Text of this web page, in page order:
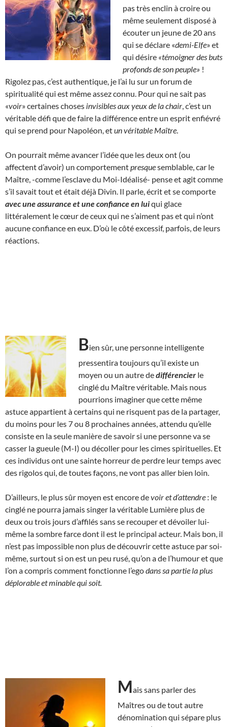
pas très enclin à croire ou
même seulement disposé à
écouter un jeune de 20 ans
qui se déclare «demi-Elfe» et
qui désire «témoigner des buts
profonds de son peuple» !
Rigolez pas, c’est authentique, je l’ai lu sur un forum de
spiritualité qui est même assez connu. Pour qui ne sait pas
«voir» certaines choses invisibles aux yeux de la chair , c’est un
véritable défi que de faire la différence entre un esprit enfiévré
qui se prend pour Napoléon, etun véritable Maître
On pourrait même avancer l’idée que les deux ont (ou
affectent d’avoir) un comportementpresquesemblable, car le
Maître, -comme l’esclave du Moi-Idéalisé- pense et agit comme
s’il savait tout et était déjà Divin. Il parle, écrit et se comporte
avec une assurance et une confiance en luiqui glace
littéralement le cœur de ceux qui ne s’aiment pas et qui n’ont
aucune confiance en eux. D’où le côté excessif, parfois, de leurs
réactions.
Bien sûr, une personne intelligente
pressentira toujours qu’il existe un
moyen ou un autre dedifférencier le
cinglé du Maître véritable. Mais nous
pourrions imaginer que cette même
astuce appartient à certains qui ne risquent pas de la partager,
du moins pour les 7 ou 8 prochaines années, attendu qu’elle
consiste en la seule manière de savoir si une personne va se
casser la gueule (M-I) ou décoller pour les cimes spirituelles. Et
ces individus ont une sainte horreur de perdre leur temps avec
des rigolos qui, de toutes façons, ne vont pas aller bien loin.
D’ailleurs, le plus sûr moyen est encore devoir et d’attendre : le
cinglé ne pourra jamais singer la véritable Lumière plus de
deux ou trois jours d’affilés sans se recouper et dévoiler lui-
même la sombre farce dont il est le principal acteur. Mais bon, il
n’est pas impossible non plus de découvrir cette astuce par soi-
même, surtout si on est un peu rusé, qu’on a de l’humour et que
l’on a compris comment fonctionne l’egodans sa partie la plus
déplorable et minable qui soit.
Mais sans parler des
Maîtres ou de tout autre
dénomination qui sépare plus